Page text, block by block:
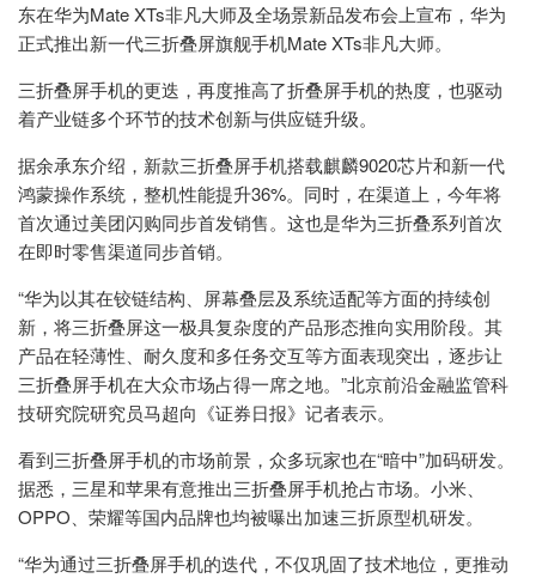
东在华为Mate XTs非凡大师及全场景新品发布会上宣布，华为
正式推出新一代三折叠屏旗舰手机Mate XTs非凡大师。
三折叠屏手机的更迭，再度推高了折叠屏手机的热度，也驱动
着产业链多个环节的技术创新与供应链升级。
据余承东介绍，新款三折叠屏手机搭载麒麟9020芯片和新一代
鸿蒙操作系统，整机性能提升36%。同时，在渠道上，今年将
首次通过美团闪购同步首发销售。这也是华为三折叠系列首次
在即时零售渠道同步首销。
“华为以其在铰链结构、屏幕叠层及系统适配等方面的持续创
新，将三折叠屏这一极具复杂度的产品形态推向实用阶段。其
产品在轻薄性、耐久度和多任务交互等方面表现突出，逐步让
三折叠屏手机在大众市场占得一席之地。”北京前沿金融监管科
技研究院研究员马超向《证券日报》记者表示。
看到三折叠屏手机的市场前景，众多玩家也在“暗中”加码研发。
据悉，三星和苹果有意推出三折叠屏手机抢占市场。小米、
OPPO、荣耀等国内品牌也均被曝出加速三折原型机研发。
“华为通过三折叠屏手机的迭代，不仅巩固了技术地位，更推动